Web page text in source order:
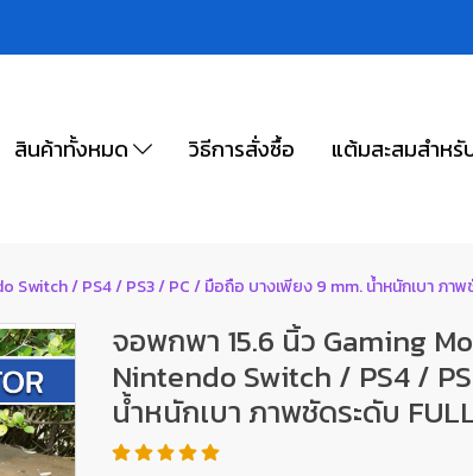
สินค้าทั้งหมด วิธีการสั่งซื้อ แต้มสะสมสำหรั
/ PS4 / PS3 / PC / มือถือ บางเพียง 9 mm. น้ำหนักเบา ภาพ
จอพกพา 15.6 นิ้ว Gaming
Nintendo Switch / PS4 /
น้ำหนักเบา ภาพชัดระดับ